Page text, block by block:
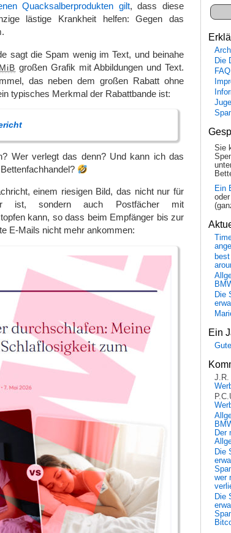
Quacksalberprodukten gilt, dass diese
lästige Krankheit helfen: Gegen das
sagt die Spam wenig im Text, und beinahe
MiB großen Grafik mit Abbildungen und Text.
das neben dem großen Rabatt ohne
typisches Merkmal der Rabattbande ist:
Wer verlegt das denn? Und kann ich das
einem riesigen Bild, das nicht nur für
ist, sondern auch Postfächer mit
kann, so dass beim Empfänger bis zur
E-Mails nicht mehr ankommen:
Die
FAQ
Sie
Ein
Die
Ein
J.R.
Der
Die
wer
Die